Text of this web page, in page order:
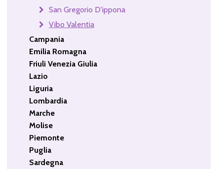
San Gregorio D'ippona
Vibo Valentia
Campania
Emilia Romagna
Friuli Venezia Giulia
Lazio
Liguria
Lombardia
Marche
Molise
Piemonte
Puglia
Sardegna